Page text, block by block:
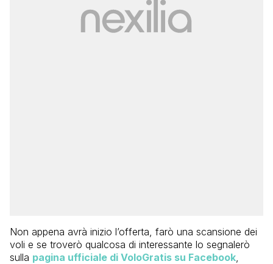
Non appena avrà inizio l’offerta, farò una scansione dei
voli e se troverò qualcosa di interessante lo segnalerò
sulla pagina ufficiale di VoloGratis su Facebook